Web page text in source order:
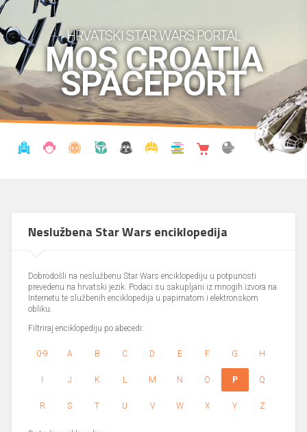
HRVATSKI STAR WARS PORTAL
MOS CROATIA
SPACEPORT
Neslužbena Star Wars enciklopedija
Dobrodošli na neslužbenu Star Wars enciklopediju u potpunosti
prevedenu na hrvatski jezik. Podaci su sakupljani iz mnogih izvora na
Internetu te službenih enciklopedija u papirnatom i elektronskom
obliku.
Filtriraj enciklopediju po abecedi:
0-9 A B C D E F G H
I J K L M N O P Q
R S T U V W X Y Z